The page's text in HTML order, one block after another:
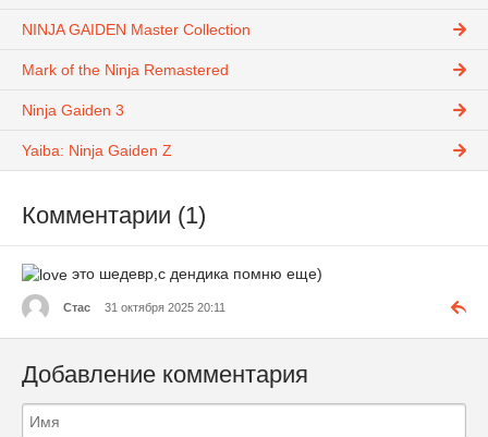
NINJA GAIDEN Master Collection
Mark of the Ninja Remastered
Ninja Gaiden 3
Yaiba: Ninja Gaiden Z
Комментарии (1)
это шедевр,с дендика помню еще)
Стас 31 октября 2025 20:11
Добавление комментария